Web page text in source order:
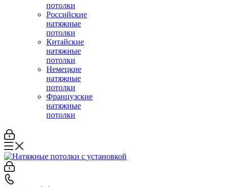
потолки
Российские
натяжные
потолки
Китайские
натяжные
потолки
Немецкие
натяжные
потолки
Французские
натяжные
потолки